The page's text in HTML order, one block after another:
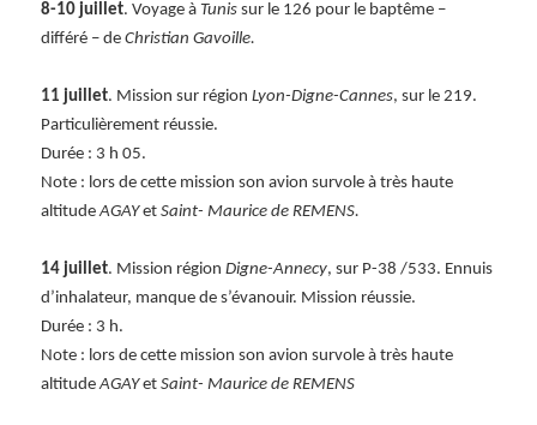
8-10 juillet. Voyage àTunis sur le 126 pour le baptême –
différé – deChristian Gavoille.
11 juillet. Mission sur régionLyon-Digne-Cannes, sur le 219.
Particulièrement réussie.
Durée : 3 h 05.
Note : lors de cette mission son avion survole à très haute
altitudeAGAYetSaint- Maurice de REMENS.
14 juillet. Mission régionDigne-Annecy, sur P-38 /533. Ennuis
d’inhalateur, manque de s’évanouir. Mission réussie.
Durée : 3 h.
Note : lors de cette mission son avion survole à très haute
altitudeAGAYetSaint- Maurice de REMENS